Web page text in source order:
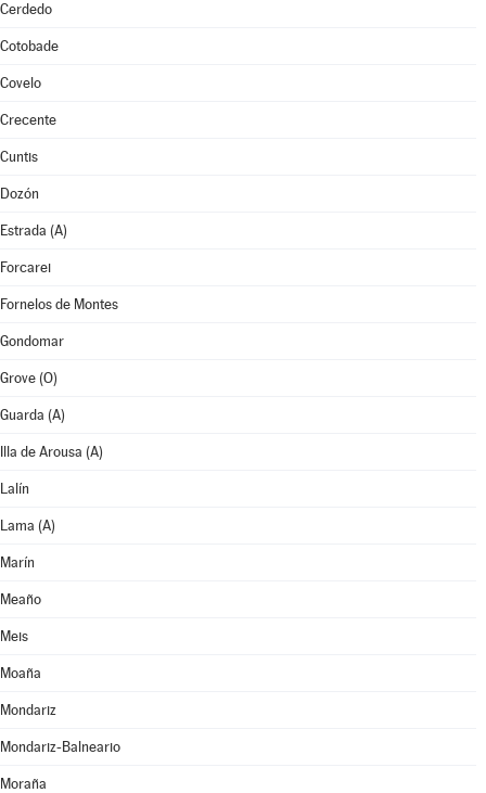
Cerdedo
Cotobade
Covelo
Crecente
Cuntis
Dozón
Estrada (A)
Forcarei
Fornelos de Montes
Gondomar
Grove (O)
Guarda (A)
Illa de Arousa (A)
Lalín
Lama (A)
Marín
Meaño
Meis
Moaña
Mondariz
Mondariz-Balneario
Moraña